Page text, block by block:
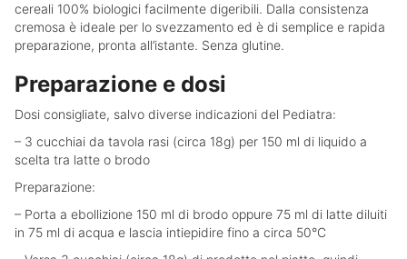
cereali 100% biologici facilmente digeribili. Dalla consistenza
cremosa è ideale per lo svezzamento ed è di semplice e rapida
preparazione, pronta all’istante. Senza glutine.
Preparazione e dosi
Dosi consigliate, salvo diverse indicazioni del Pediatra:
– 3 cucchiai da tavola rasi (circa 18g) per 150 ml di liquido a
scelta tra latte o brodo
Preparazione:
– Porta a ebollizione 150 ml di brodo oppure 75 ml di latte diluiti
in 75 ml di acqua e lascia intiepidire fino a circa 50°C